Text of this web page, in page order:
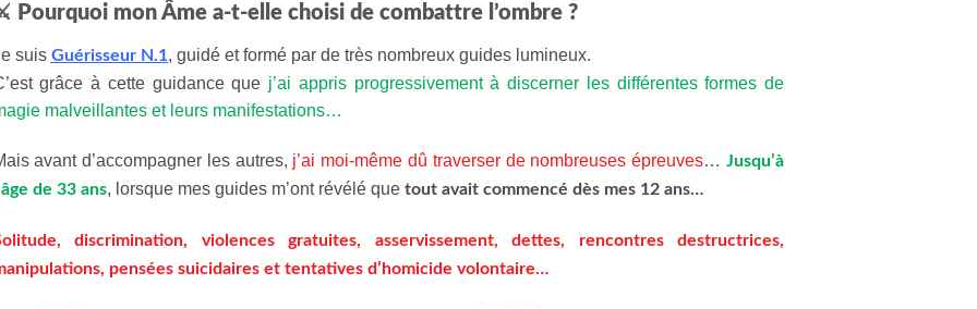
Pourquoi mon Âme a-t-elle choisi de combattre l’ombre ?
suis Guérisseur N.1, guidé et formé par de très nombreux guides lumineux.
grâce à cette guidance que j’ai appris progressivement à discerner les différentes formes de
malveillantes et leurs manifestations…
avant d’accompagner les autres, j’ai moi-même dû traverser de nombreuses épreuves…Jusqu’à
de 33 ans, lorsque mes guides m’ont révélé que tout avait commencé dès mes 12 ans…
discrimination, violences gratuites, asservissement, dettes, rencontres destructrices,
pensées suicidaires et tentatives d’homicide volontaire…